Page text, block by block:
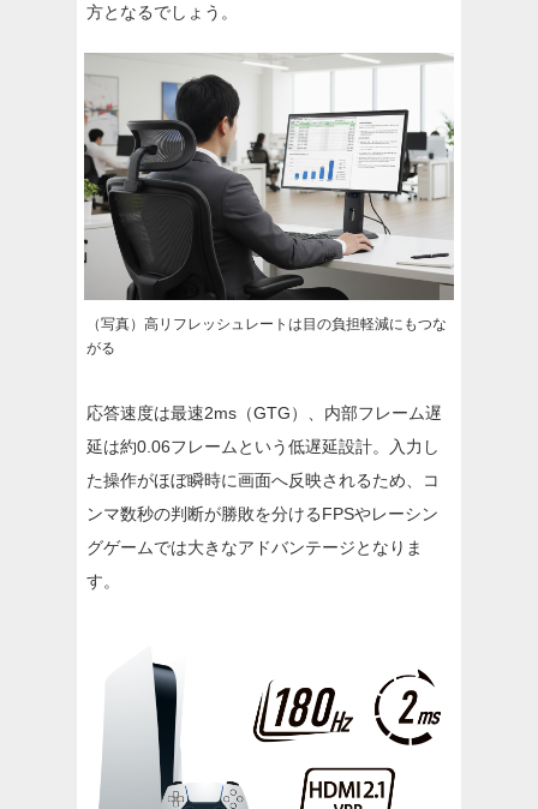
方となるでしょう。
（写真）高リフレッシュレートは目の負担軽減にもつな
がる
応答速度は最速2ms（GTG）、内部フレーム遅
延は約0.06フレームという低遅延設計。入力し
た操作がほぼ瞬時に画面へ反映されるため、コ
ンマ数秒の判断が勝敗を分けるFPSやレーシン
グゲームでは大きなアドバンテージとなりま
す。